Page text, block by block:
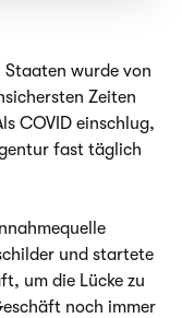
Staaten wurde von
Zeiten
COVID einschlug,
fast täglich
und startete
um die Lücke zu
noch immer